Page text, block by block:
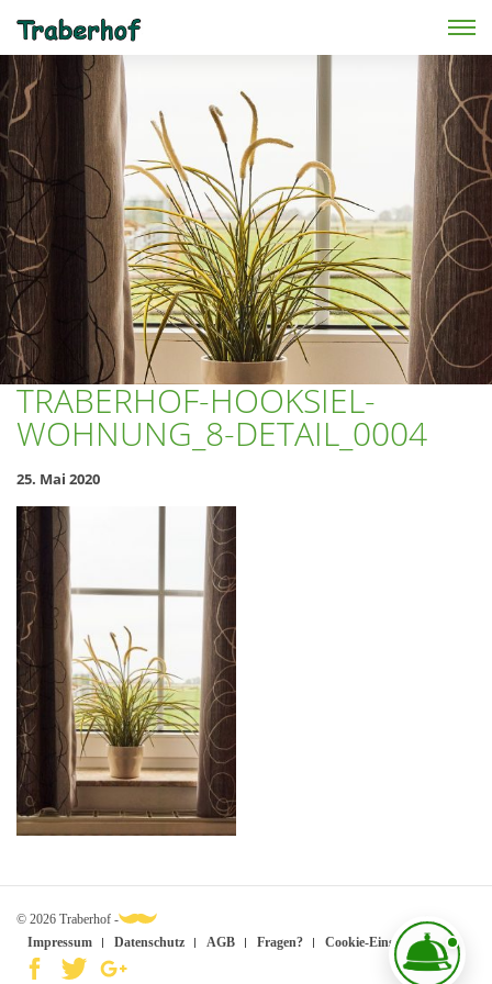
Skip to main content
TRABERHOF-HOOKSIEL-
WOHNUNG_8-DETAIL_0004
25. Mai 2020
© 2026 Traberhof -
Impressum
Datenschutz AGB Fragen? Cookie-Einstellungen